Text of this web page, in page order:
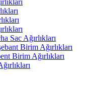
Sac Ağırlıkları
Birim Ağırlıkları
Birim Ağırlıkları